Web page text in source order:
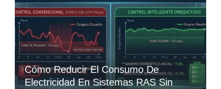
Cómo Reducir El Consumo De
Electricidad En Sistemas RAS Sin